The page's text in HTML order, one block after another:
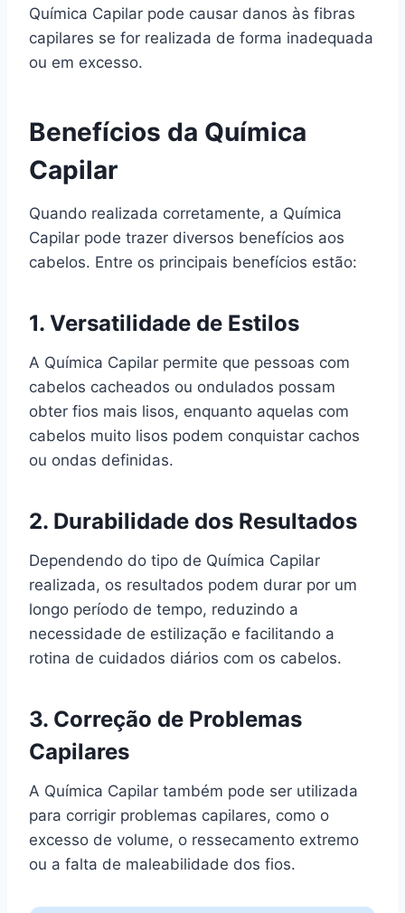
Química Capilar pode causar danos às fibras
capilares se for realizada de forma inadequada
ou em excesso.
Benefícios da Química
Capilar
Quando realizada corretamente, a Química
Capilar pode trazer diversos benefícios aos
cabelos. Entre os principais benefícios estão:
1. Versatilidade de Estilos
A Química Capilar permite que pessoas com
cabelos cacheados ou ondulados possam
obter fios mais lisos, enquanto aquelas com
cabelos muito lisos podem conquistar cachos
ou ondas definidas.
2. Durabilidade dos Resultados
Dependendo do tipo de Química Capilar
realizada, os resultados podem durar por um
longo período de tempo, reduzindo a
necessidade de estilização e facilitando a
rotina de cuidados diários com os cabelos.
3. Correção de Problemas
Capilares
A Química Capilar também pode ser utilizada
para corrigir problemas capilares, como o
excesso de volume, o ressecamento extremo
ou a falta de maleabilidade dos fios.